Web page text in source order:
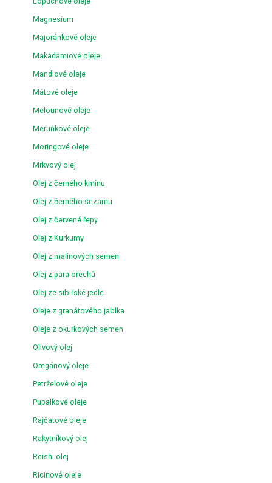
Magnesium
Majoránkové oleje
Makadamiové oleje
Mandlové oleje
Mátové oleje
Melounové oleje
Meruňkové oleje
Moringové oleje
Mrkvový olej
Olej z černého kmínu
Olej z černého sezamu
Olej z červené řepy
Olej z Kurkumy
Olej z malinových semen
Olej z para ořechů
Olej ze sibiřské jedle
Oleje z granátového jablka
Oleje z okurkových semen
Olivový olej
Oregánový oleje
Petrželové oleje
Pupalkové oleje
Rajčatové oleje
Rakytníkový olej
Reishi olej
Ricinové oleje